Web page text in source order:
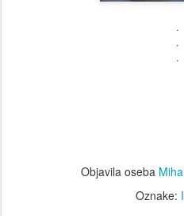
.
.
.
Objavila oseba Miha
Oznake: I